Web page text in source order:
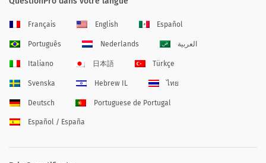
Français English Español
Português Nederlands العربية
Italiano 日本語 Türkçe
Svenska Hebrew IL ไทย
Deutsch Portuguese de Portugal
Español / España